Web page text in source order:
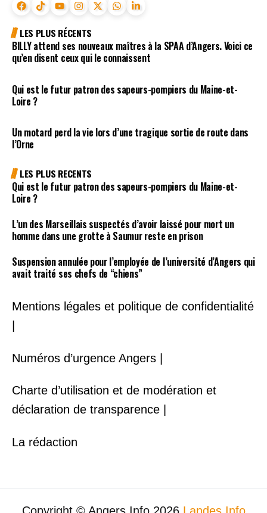
LES PLUS RÉCENTS
BILLY attend ses nouveaux maîtres à la SPAA d’Angers. Voici ce
qu’en disent ceux qui le connaissent
Qui est le futur patron des sapeurs-pompiers du Maine-et-
Loire ?
Un motard perd la vie lors d’une tragique sortie de route dans
l’Orne
LES PLUS RECENTS
Qui est le futur patron des sapeurs-pompiers du Maine-et-
Loire ?
L’un des Marseillais suspectés d’avoir laissé pour mort un
homme dans une grotte à Saumur reste en prison
Suspension annulée pour l’employée de l’université d’Angers qui
avait traité ses chefs de “chiens”
Mentions légales et politique de confidentialité
Numéros d’urgence Angers |
Charte d’utilisation et de modération et
déclaration de transparence |
La rédaction